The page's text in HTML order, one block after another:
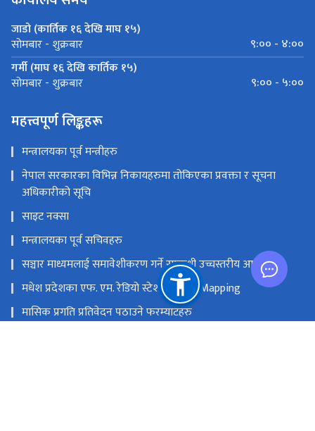
जाडो (कार्तिक १६ देखि माघ १५)
सोमबार - शुक्रबार
९:०० - ४:००
गर्मी (माघ १६ देखि कार्तिक १५)
सोमबार - शुक्रबार ९:०० - ५:००
महत्त्वपूर्ण लिङ्कहरू
मन्त्रालयका पूर्व मन्त्रीहरु
नेपाल सरकारका विभिन्न निकायहरुमा तोकिएका प्रवक्ता र सूचना
अधिकारीको सूचि
साइट नक्सा
मन्त्रालयका पूर्व सचिवहरु
सञ्चार माध्यमलाई समावेशीकरण गर्ने सम्बन्धी उच्चस्तरीय आयोग
मधेश प्रदेशका एफ. एम. रेडियो स्टेशनको GIS Mapping
मासिक प्रगति प्रतिवेदन पठाउने फरम्याटहरु